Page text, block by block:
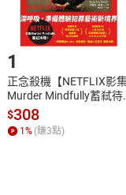
Step1.選
1
正念殺機【NETFLIX影
Murder Mindfully蓄弒待
發】【電子書】
$308
1% (賺3點)